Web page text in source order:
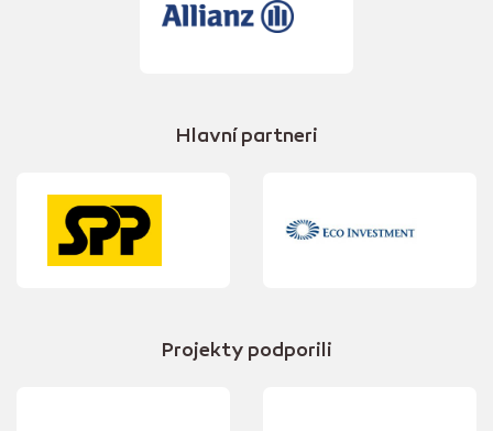
Hlavní partneri
Projekty podporili